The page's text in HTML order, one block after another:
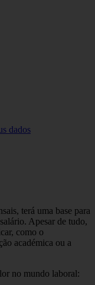
dados
terá uma base para
Apesar de tudo,
como o
académica ou a
no mundo laboral: